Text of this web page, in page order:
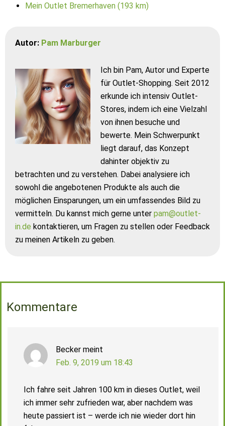
Mein Outlet Bremerhaven (193 km)
Autor: Pam Marburger
Ich bin Pam, Autor und Experte
für Outlet-Shopping. Seit 2012
erkunde ich intensiv Outlet-
Stores, indem ich eine Vielzahl
von ihnen besuche und
bewerte. Mein Schwerpunkt
liegt darauf, das Konzept
dahinter objektiv zu
betrachten und zu verstehen. Dabei analysiere ich
sowohl die angebotenen Produkte als auch die
möglichen Einsparungen, um ein umfassendes Bild zu
vermitteln. Du kannst mich gerne unter pam@outlet-
in.de kontaktieren, um Fragen zu stellen oder Feedback
zu meinen Artikeln zu geben.
Kommentare
Becker meint
Feb. 9, 2019 um 18:43
Ich fahre seit Jahren 100 km in dieses Outlet, weil
ich immer sehr zufrieden war, aber nachdem was
heute passiert ist – werde ich nie wieder dort hin